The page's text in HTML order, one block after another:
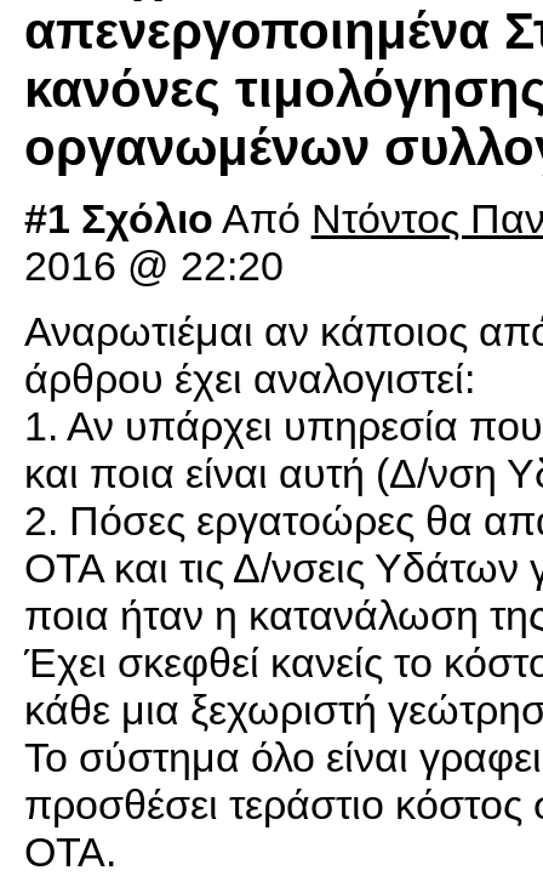
απενεργοποιημένα
κανόνες
οργανωμένων
#1 Σχόλιο Από Ντόντος
2016 @ 22:20
Αναρωτιέμαι αν κάποιος
άρθρου έχει αναλογιστεί:
1. Αν υπάρχει υπηρεσία
και ποια είναι αυτή (Δ/
2. Πόσες εργατοώρες θα
ΟΤΑ και τις Δ/νσεις Υδάτων
ποια ήταν η κατανάλωση
Έχει σκεφθεί κανείς το
κάθε μια ξεχωριστή
Το σύστημα όλο είναι
προσθέσει τεράστιο κόστος
ΟΤΑ.